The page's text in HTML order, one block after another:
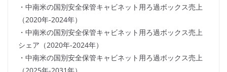
・中南米の国別安全保管キャビネット用ろ過ボックス売上
（2020年-2024年）
・中南米の国別安全保管キャビネット用ろ過ボックス売上
シェア（2020年-2024年）
・中南米の国別安全保管キャビネット用ろ過ボックス売上